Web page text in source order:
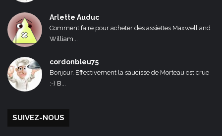
Arlette Auduc
Comment faire pour acheter des assiettes Maxwell and
William...
cordonbleu75
Bonjour, Effectivement la saucisse de Morteau est crue
:-) B...
SUIVEZ-NOUS